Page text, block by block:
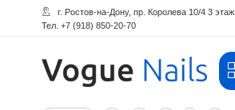
г. Ростов-на-Дону, пр. Королева 10/4 3 этаж
Тел. +7 (918) 850-20-70